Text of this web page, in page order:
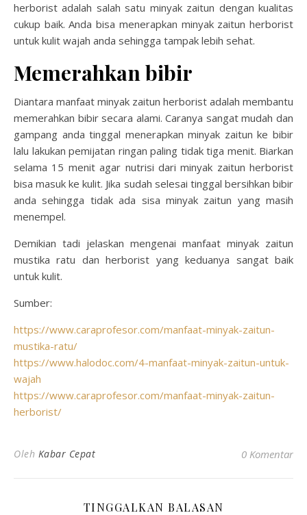
herborist adalah salah satu minyak zaitun dengan kualitas
cukup baik. Anda bisa menerapkan minyak zaitun herborist
untuk kulit wajah anda sehingga tampak lebih sehat.
Memerahkan bibir
Diantara manfaat minyak zaitun herborist adalah membantu
memerahkan bibir secara alami. Caranya sangat mudah dan
gampang anda tinggal menerapkan minyak zaitun ke bibir
lalu lakukan pemijatan ringan paling tidak tiga menit. Biarkan
selama 15 menit agar nutrisi dari minyak zaitun herborist
bisa masuk ke kulit. Jika sudah selesai tinggal bersihkan bibir
anda sehingga tidak ada sisa minyak zaitun yang masih
menempel.
Demikian tadi jelaskan mengenai manfaat minyak zaitun
mustika ratu dan herborist yang keduanya sangat baik
untuk kulit.
Sumber:
https://www.caraprofesor.com/manfaat-minyak-zaitun-
mustika-ratu/
https://www.halodoc.com/4-manfaat-minyak-zaitun-untuk-
wajah
https://www.caraprofesor.com/manfaat-minyak-zaitun-
herborist/
Oleh Kabar Cepat 0 Komentar
TINGGALKAN BALASAN